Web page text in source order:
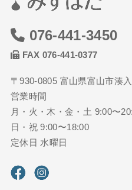
076-441-3450
FAX 076-441-0377
〒930-0805 富山県富山市湊
営業時間
月・火・木・金・土 9:00〜
日・祝 9:00〜18:00
定休日 水曜日